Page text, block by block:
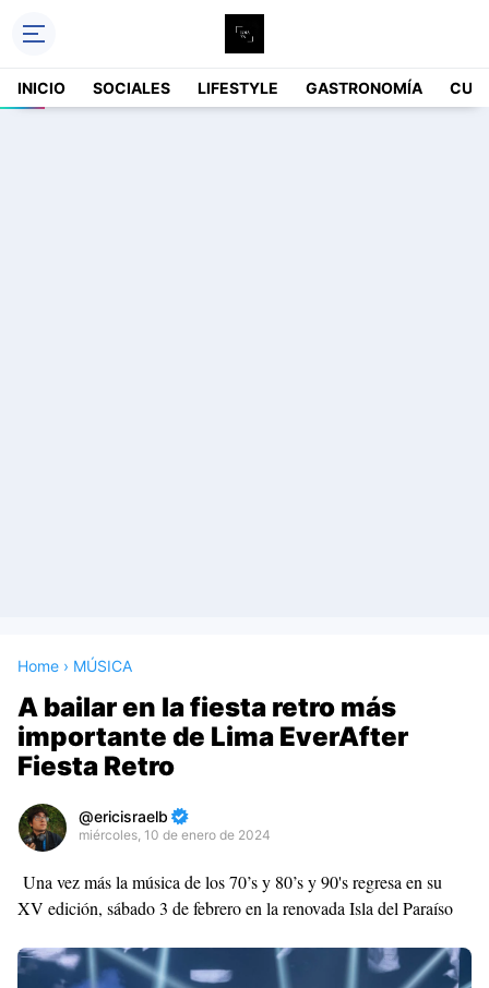
INICIO SOCIALES LIFESTYLE GASTRONOMÍA
Home › MÚSICA
A bailar en la fiesta retro más
importante de Lima EverAfter
Fiesta Retro
ericisraelb
miércoles, 10 de enero de 2024
Premium
By
Design
With
Una vez más la música de los 70’s y 80’s y 90's regresa en su
XV edición, sábado 3 de febrero en la renovada Isla del Paraíso